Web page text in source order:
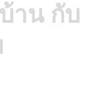
าน กับ